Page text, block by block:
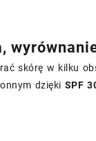
skórę w kilku
dzięki SPF